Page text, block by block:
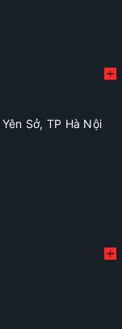
Sở, TP Hà Nội